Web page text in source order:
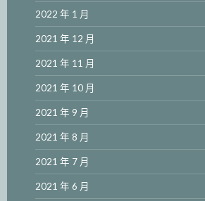
2022 年 1 月
2021 年 12 月
2021 年 11 月
2021 年 10 月
2021 年 9 月
2021 年 8 月
2021 年 7 月
2021 年 6 月